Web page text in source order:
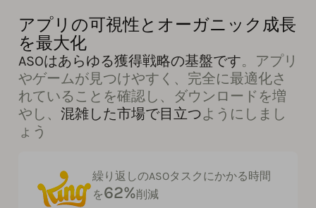
アプリの可視性とオーガニック成長
を最大化
ASOはあらゆる獲得戦略の基盤です。アプリ
やゲームが見つけやすく、完全に最適化さ
れていることを確認し、ダウンロードを増
やし、 混雑した市場で目立つようにしまし
ょう
繰り返しのASOタスクにかかる時間
を62%削減